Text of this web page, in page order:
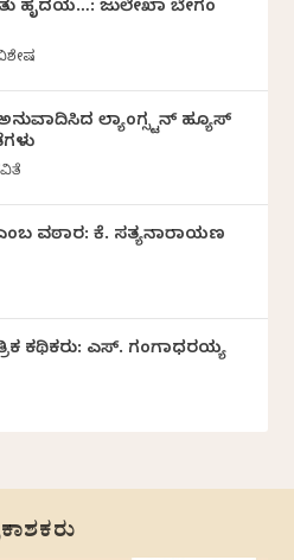
ಹೃದಯ…: ಜುಲೇಖಾ ಬೇಗಂ
ಲ್ಯಾಂಗ್ಸ್ಟನ್ ಹ್ಯೂಸ್
ವಠಾರ: ಕೆ. ಸತ್ಯನಾರಾಯಣ
ಕಥಿಕರು: ಎಸ್. ಗಂಗಾಧರಯ್ಯ